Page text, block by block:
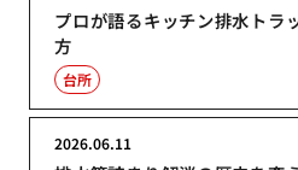
プロが語るキッチン排水トラ
方
台所
2026.06.11